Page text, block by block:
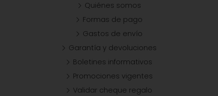
Quiénes somos
Formas de pago
Gastos de envío
Garantía y devoluciones
Boletines informativos
Promociones vigentes
Validar cheque regalo